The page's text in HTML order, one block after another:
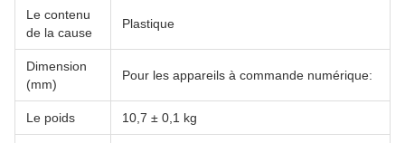
Le contenu
de la cause
Plastique
Dimension
(mm)
Pour les appareils à commande numérique:
Le poids 10,7 ± 0,1 kg